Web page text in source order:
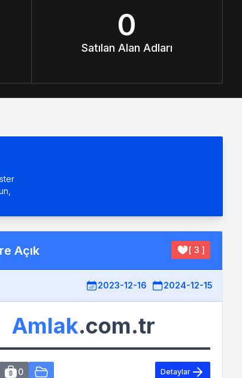
0
Satılan Alan Adları
Açık [ 3 ]
2023-12-16 2024-12-15
Amlak.com.tr
0 Detaylar